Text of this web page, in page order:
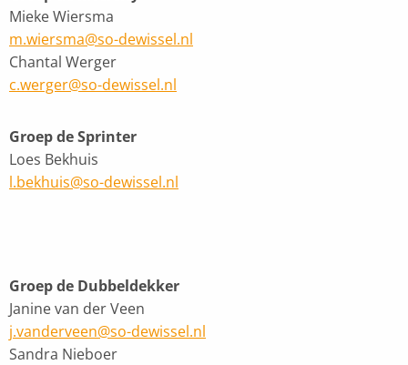
Mieke Wiersma
m.wiersma@so-dewissel.nl
Chantal Werger
c.werger@so-dewissel.nl
Groep de Sprinter
Loes Bekhuis
l.bekhuis@so-dewissel.nl
Groep de Dubbeldekker
Janine van der Veen
j.vanderveen@so-dewissel.nl
Sandra Nieboer